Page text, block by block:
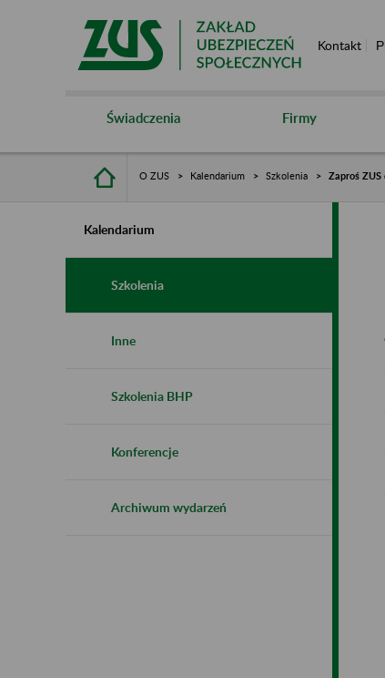
Kontakt
Świadczenia Firmy
O ZUS Kalendarium Szkolenia Zaproś
Kalendarium
Szkolenia
Inne
Szkolenia BHP
Konferencje
Archiwum wydarzeń